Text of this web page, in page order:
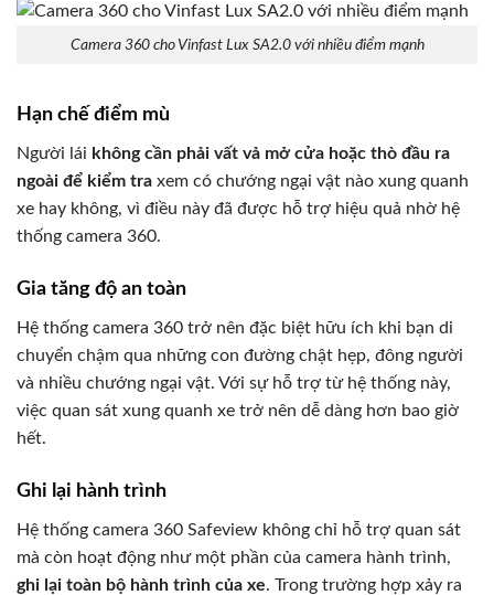
Camera 360 cho Vinfast Lux SA2.0 với nhiều điểm mạnh
Hạn chế điểm mù
Người lái không cần phải vất vả mở cửa hoặc thò đầu ra
ngoài để kiểm tra xem có chướng ngại vật nào xung quanh
xe hay không, vì điều này đã được hỗ trợ hiệu quả nhờ hệ
thống camera 360.
Gia tăng độ an toàn
Hệ thống camera 360 trở nên đặc biệt hữu ích khi bạn di
chuyển chậm qua những con đường chật hẹp, đông người
và nhiều chướng ngại vật. Với sự hỗ trợ từ hệ thống này,
việc quan sát xung quanh xe trở nên dễ dàng hơn bao giờ
hết.
Ghi lại hành trình
Hệ thống camera 360 Safeview không chỉ hỗ trợ quan sát
mà còn hoạt động như một phần của camera hành trình,
ghi lại toàn bộ hành trình của xe. Trong trường hợp xảy ra